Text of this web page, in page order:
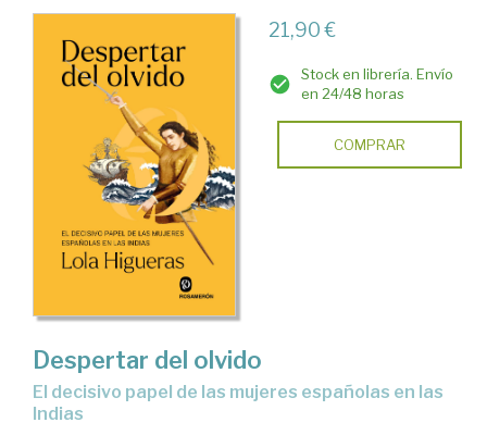
Historia
del
Descubrimiento.
Cristobal
Colón
Sociedad
colonial.
Administración.
Gobierno
21,90 €
Stock en librería. Envío
en 24/48 horas
COMPRAR
Despertar del olvido
el decisivo papel de las mujeres españolas en las
Indias